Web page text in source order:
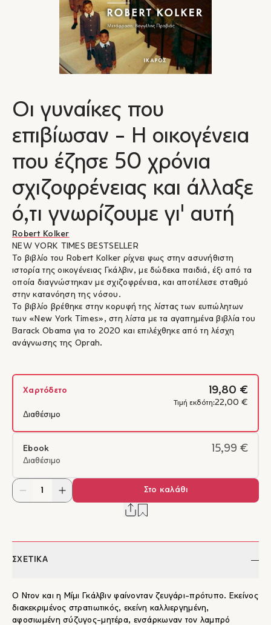
Οι γυναίκες που
επιβίωσαν - Η οικογένεια
που έζησε 50 χρόνια
σχιζοφρένειας και άλλαξε
ό,τι γνωρίζουμε γι' αυτή
Robert Kolker
NEW YORK TIMES BESTSELLER
Το βιβλίο του Robert Kolker ρίχνει φως στην ασυνήθιστη
ιστορία της οικογένειας Γκάλβιν, με δώδεκα παιδιά, έξι από τα
οποία διαγνώστηκαν με σχιζοφρένεια, και αποτέλεσε σταθμό
στην κατανόηση της νόσου.
Το βιβλίο βρέθηκε στην κορυφή της λίστας των ευπώλητων
των «New York Times», στη λίστα με τα αγαπημένα βιβλία του
Barack Obama για το 2020 και επιλέχθηκε από τη λέσχη
ανάγνωσης της Oprah.
Χαρτόδετο 19,80 €
Τιμή εκδότη:22,00 €
Διαθέσιμο
Ebook 15,99 €
Διαθέσιμο
Στο καλάθι
ΣΧΕΤΙΚΑ
Ο Ντον και η Μίμι Γκάλβιν φαίνονταν ζευγάρι-πρότυπο. Εκείνος
διακεκριμένος στρατιωτικός, εκείνη καλλιεργημένη,
αφοσιωμένη σύζυγος-μητέρα, ενσάρκωναν τον λαμπρό